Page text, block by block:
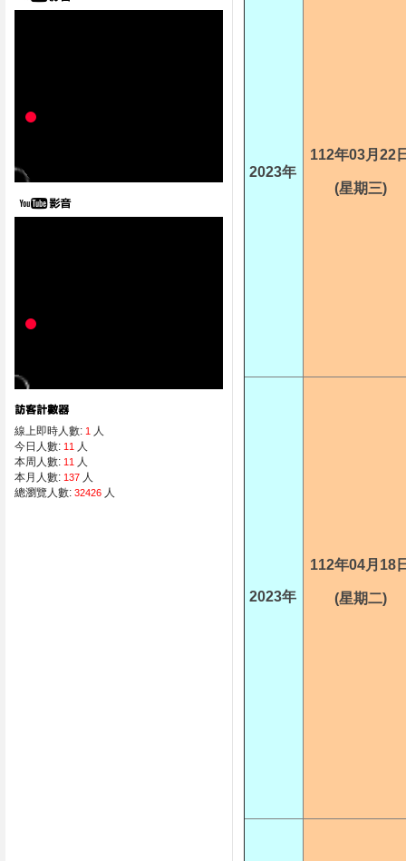
線上即時人數: 1 人
今日人數: 11 人
本周人數: 11 人
本月人數: 137 人
總瀏覽人數: 32426 人
2023年
112年03月22
(星期三)
2023年
112年04月18
(星期二)